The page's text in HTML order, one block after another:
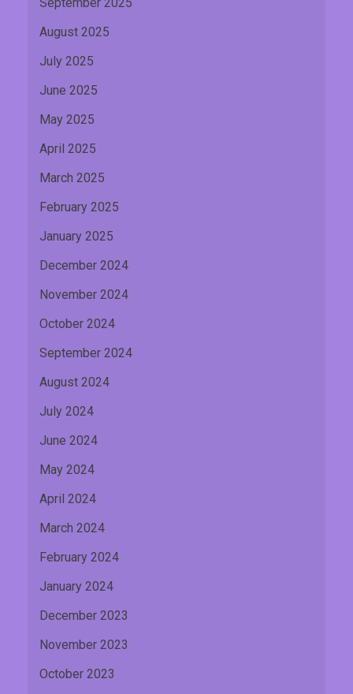
August 2025
July 2025
June 2025
May 2025
April 2025
March 2025
February 2025
January 2025
December 2024
November 2024
October 2024
September 2024
August 2024
July 2024
June 2024
May 2024
April 2024
March 2024
February 2024
January 2024
December 2023
November 2023
October 2023